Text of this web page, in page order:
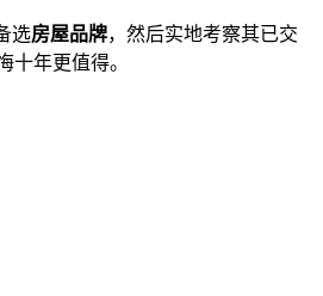
选房屋品牌，然后实地考察其已交
十年更值得。